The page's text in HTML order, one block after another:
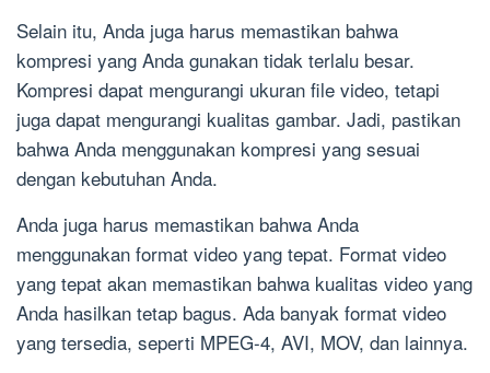
Selain itu, Anda juga harus memastikan bahwa
kompresi yang Anda gunakan tidak terlalu besar.
Kompresi dapat mengurangi ukuran file video, tetapi
juga dapat mengurangi kualitas gambar. Jadi, pastikan
bahwa Anda menggunakan kompresi yang sesuai
dengan kebutuhan Anda.
Anda juga harus memastikan bahwa Anda
menggunakan format video yang tepat. Format video
yang tepat akan memastikan bahwa kualitas video yang
Anda hasilkan tetap bagus. Ada banyak format video
yang tersedia, seperti MPEG-4, AVI, MOV, dan lainnya.